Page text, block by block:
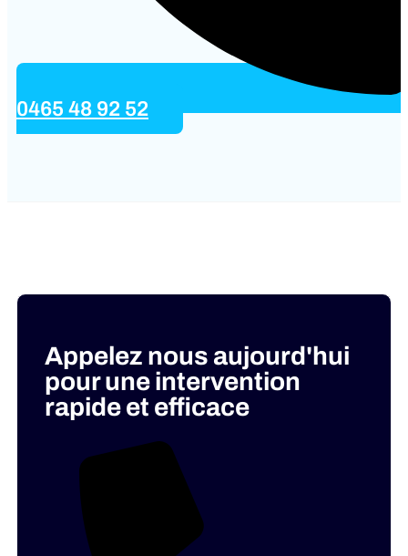
0465 48 92 52
Appelez nous aujourd'hui
pour une intervention
rapide et efficace